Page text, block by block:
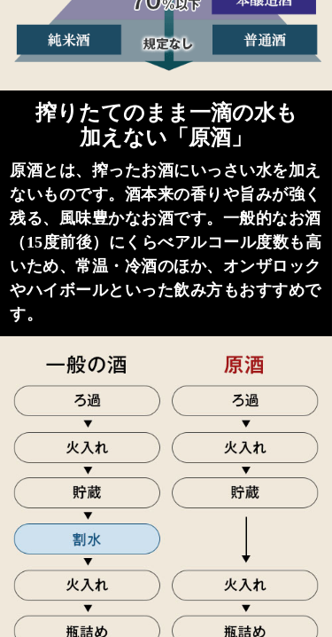
搾りたてのまま一滴の水も
加えない「原酒」
原酒とは、搾ったお酒にいっさい水を加え
ないものです。酒本来の香りや旨みが強く
残る、風味豊かなお酒です。一般的なお酒
（15度前後）にくらべアルコール度数も高
いため、常温・冷酒のほか、オンザロック
やハイボールといった飲み方もおすすめで
す。